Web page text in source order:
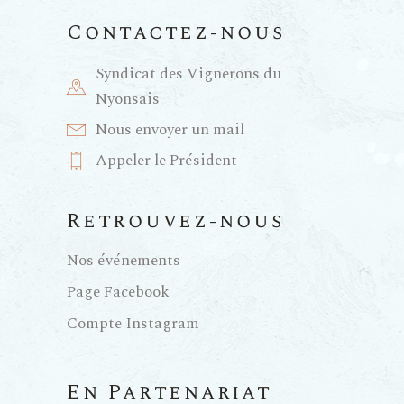
e
n
Contactez-nous
Syndicat des Vignerons du
Nyonsais
Nous envoyer un mail
Appeler le Président
Retrouvez-nous
Nos événements
Page Facebook
Compte Instagram
En Partenariat